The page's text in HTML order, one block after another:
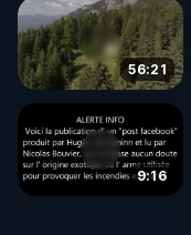
56:21
9:16